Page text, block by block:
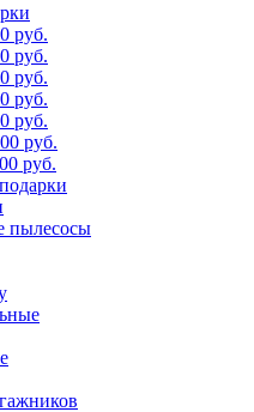
руб.
руб.
руб.
руб.
руб.
руб.
руб.
пылесосы